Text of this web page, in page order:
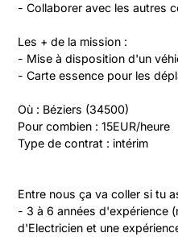
- Collaborer avec les autres
Les + de la mission :
- Mise à disposition d'un
- Carte essence pour les
Où : Béziers (34500)
Pour combien : 15EUR/heure
Type de contrat : intérim
Entre nous ça va coller si tu
- 3 à 6 années d'expérience
d'Electricien et une